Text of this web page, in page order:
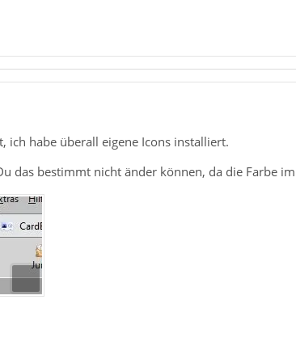
ich habe überall eigene Icons installiert.
das bestimmt nicht änder können, da die Farbe